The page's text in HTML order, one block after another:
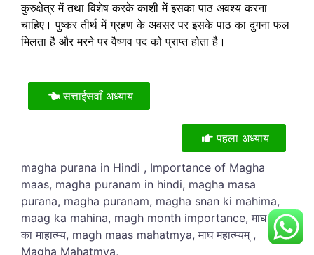
कुरुक्षेत्र में तथा विशेष करके काशी में इसका पाठ अवश्य करना
चाहिए। पुष्कर तीर्थ में ग्रहण के अवसर पर इसके पाठ का दुगना फल
मिलता है और मरने पर वैष्णव पद को प्राप्त होता है।
सत्ताईसवाँ अध्याय
पहला अध्याय
magha purana in Hindi , Importance of Magha
maas, magha puranam in hindi, magha masa
purana, magha puranam, magha snan ki mahima,
maag ka mahina, magh month importance, माघ मास
का माहात्म्य, magh maas mahatmya, माघ महात्म्यम् ,
Magha Mahatmya,